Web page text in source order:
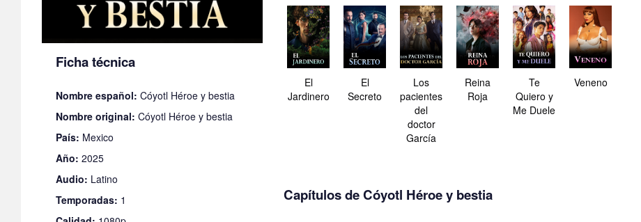
Ficha técnica
Nombre español: Cóyotl Héroe y bestia
Nombre original: Cóyotl Héroe y bestia
País: Mexico
Año: 2025
Audio: Latino
Temporadas: 1
El
Jardinero
El
Secreto
Los
pacientes
del
doctor
García
Reina
Roja
Te
Quiero y
Me Duele
Veneno
Capítulos de Cóyotl Héroe y bestia